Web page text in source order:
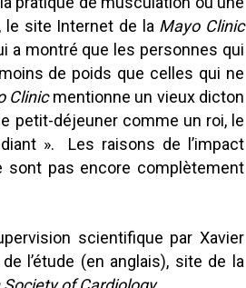
le site Internet de la Mayo Clinic
a montré que les personnes qui
de poids que celles qui ne
Clinicmentionne un vieux dicton
petit-déjeuner comme un roi, le
». Les raisons de l’impact
sont pas encore complètement
scientifique par Xavier
l’étude (en anglais), site de la